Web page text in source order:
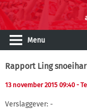
Menu
Rapport Ling
13 november 2015 09:40 -
Verslaggever: -